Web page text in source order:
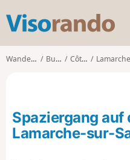
s
o
o
Wanderungen Burgund Côte-d'Or Lamarche-sur-Saône
Spaziergang auf
Lamarche-sur-